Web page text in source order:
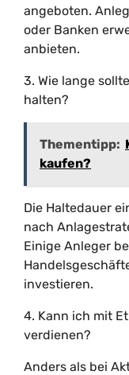
angeboten.
oder Banken
anbieten.
3. Wie lange
halten?
Thementipp:
kaufen?
Die Haltedauer
nach
Einige Anleger
investieren.
4. Kann ich mit
verdienen?
Anders als bei